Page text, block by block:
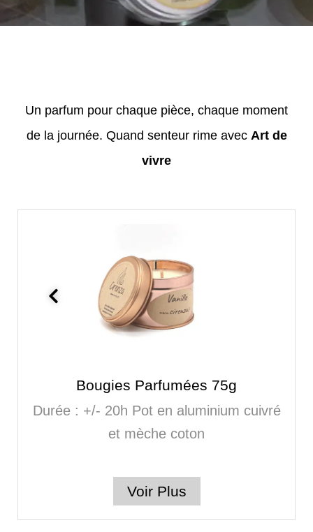
Un parfum pour chaque pièce, chaque moment
de la journée. Quand senteur rime avec Art de
vivre
Bougies Parfumées 75g
Durée : +/- 20h Pot en aluminium cuivré
et mèche coton
Voir Plus